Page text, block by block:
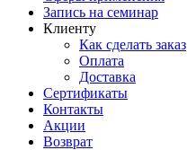
Запись на семинар
Клиенту
Как сделать заказ
Оплата
Доставка
Сертификаты
Контакты
Акции
Возврат